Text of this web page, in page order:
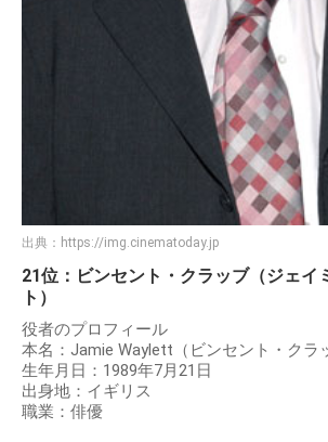
出典： https://img.cinematoday.jp
21位：ビンセント・クラッブ（ジェイ
ト）
役者のプロフィール
本名：Jamie Waylett（ビンセント・クラ
生年月日：1989年7月21日
出身地：イギリス
職業：俳優